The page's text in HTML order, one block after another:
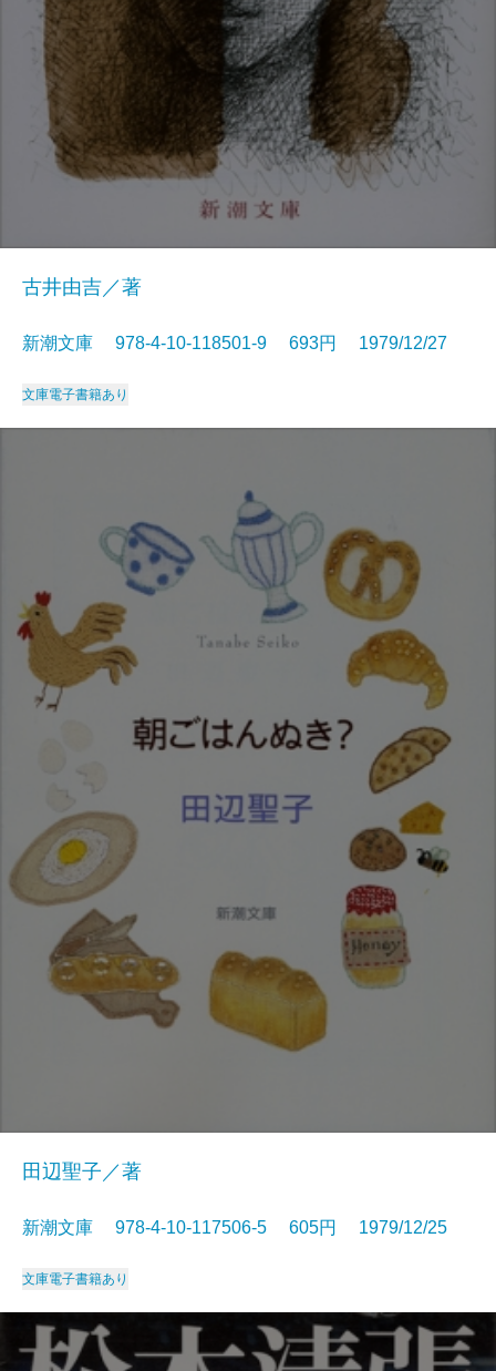
古井由吉／著
新潮文庫 978-4-10-118501-9 693円 1979/12/27
文庫電子書籍あり
田辺聖子／著
新潮文庫 978-4-10-117506-5 605円 1979/12/25
文庫電子書籍あり